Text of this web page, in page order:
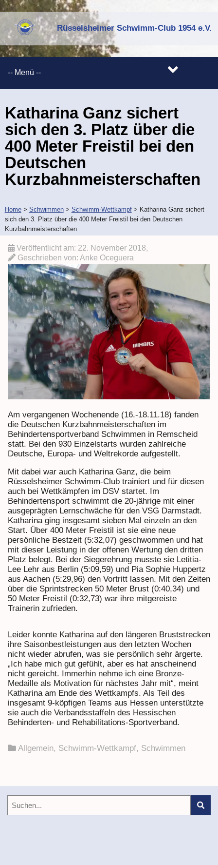
Rüsselsheimer Schwimm-Club 1954 e.V.
Katharina Ganz sichert
sich den 3. Platz über die
400 Meter Freistil bei den
Deutschen
Kurzbahnmeisterschaften
Home> Schwimmen> Schwimm-Wettkampf> Katharina Ganz sichert
sich den 3. Platz über die 400 Meter Freistil bei den Deutschen
Kurzbahnmeisterschaften
Veröffentlicht am: 22. November 2018,
Geschrieben von: Anke Oceguera
Am vergangenen Wochenende (16.-18.11.18) fanden
die Deutschen Kurzbahnmeisterschaften im
Behindertensportverband Schwimmen in Remscheid
statt. Bei den 930 Einzelstarts wurden zahlreiche
Deutsche, Europa- und Weltrekorde aufgestellt.
Mit dabei war auch Katharina Ganz, die beim
Rüsselsheimer Schwimm-Club trainiert und für diesen
auch bei Wettkämpfen im DSV startet. Im
Behindertensport schwimmt die 20-jährige mit einer
ausgeprägten Lernschwäche für den VSG Darmstadt.
Katharina ging insgesamt sieben Mal einzeln an den
Start. Über 400 Meter Freistil ist sie eine neue
persönliche Bestzeit (5:32,07) geschwommen und hat
mit dieser Leistung in der offenen Wertung den dritten
Platz belegt. Bei der Siegerehrung musste sie Letitia-
Lee Lehr aus Berlin (5:09,59) und Pia Sophie Huppertz
aus Aachen (5:29,96) den Vortritt lassen. Mit den Zeiten
über die Sprintstrecken 50 Meter Brust (0:40,34) und
50 Meter Freistil (0:32,73) war ihre mitgereiste
Trainerin zufrieden.
Leider konnte Katharina auf den längeren Bruststrecken
ihre Saisonbestleistungen aus den letzten Wochen
nicht wieder abrufen, was sie persönlich sehr ärgerte.
„Ich habe mich gut gefühlt, aber es hat anscheinend
nicht gereicht. Immerhin nehme ich eine Bronze-
Medaille als Motivation für nächstes Jahr mit“, meint
Katharina am Ende des Wettkampfs. Als Teil des
insgesamt 9-köpfigen Teams aus Hessen unterstützte
sie auch die Verbandsstaffeln des Hessischen
Behinderten- und Rehabilitations-Sportverband.
Allgemein, Schwimm-Wettkampf, Schwimmen